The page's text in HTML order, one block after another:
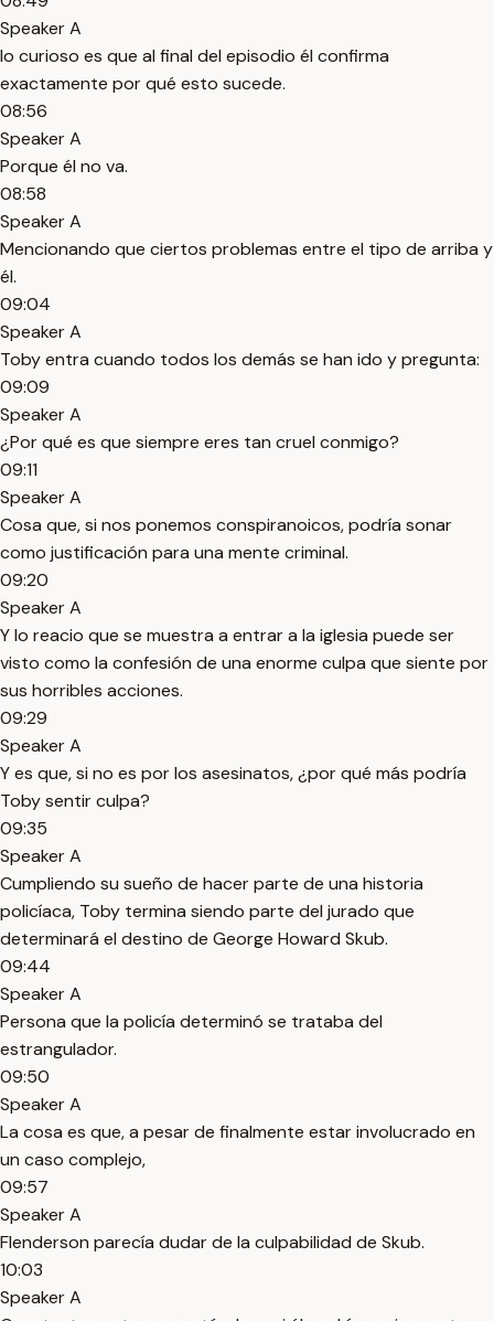
Speaker A
lo curioso es que al final del episodio él confirma
exactamente por qué esto sucede.
08:56
Speaker A
Porque él no va.
08:58
Speaker A
Mencionando que ciertos problemas entre el tipo de arriba y
él.
09:04
Speaker A
Toby entra cuando todos los demás se han ido y pregunta:
09:09
Speaker A
¿Por qué es que siempre eres tan cruel conmigo?
09:11
Speaker A
Cosa que, si nos ponemos conspiranoicos, podría sonar
como justificación para una mente criminal.
09:20
Speaker A
Y lo reacio que se muestra a entrar a la iglesia puede ser
visto como la confesión de una enorme culpa que siente por
sus horribles acciones.
09:29
Speaker A
Y es que, si no es por los asesinatos, ¿por qué más podría
Toby sentir culpa?
09:35
Speaker A
Cumpliendo su sueño de hacer parte de una historia
policíaca, Toby termina siendo parte del jurado que
determinará el destino de George Howard Skub.
09:44
Speaker A
Persona que la policía determinó se trataba del
estrangulador.
09:50
Speaker A
La cosa es que, a pesar de finalmente estar involucrado en
un caso complejo,
09:57
Speaker A
Flenderson parecía dudar de la culpabilidad de Skub.
10:03
Speaker A